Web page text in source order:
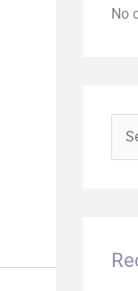
No
c